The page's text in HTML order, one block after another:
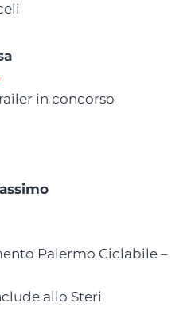
in concorso
Palermo Ciclabile –
allo Steri